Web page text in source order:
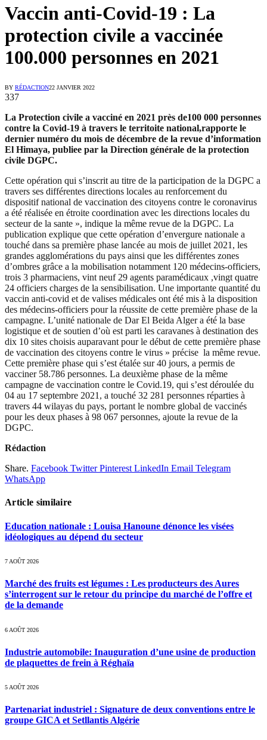
Vaccin anti-Covid-19 : La
protection civile a vaccinée
100.000 personnes en 2021
BY RÉDACTION22 JANVIER 2022
337
La Protection civile a vacciné en 2021 près de100 000 personnes
contre la Covid-19 à travers le territoite national,rapporte le
dernier numéro du mois de décembre de la revue d’information
El Himaya, publiee par la Direction générale de la protection
civile DGPC.
Cette opération qui s’inscrit au titre de la participation de la DGPC a
travers ses différentes directions locales au renforcement du
dispositif national de vaccination des citoyens contre le coronavirus
a été réalisée en étroite coordination avec les directions locales du
secteur de la sante », indique la même revue de la DGPC. La
publication explique que cette opération d’envergure nationale a
touché dans sa première phase lancée au mois de juillet 2021, les
grandes agglomérations du pays ainsi que les différentes zones
d’ombres grâce a la mobilisation notamment 120 médecins-officiers,
trois 3 pharmaciens, vint neuf 29 agents paramédicaux ,vingt quatre
24 officiers charges de la sensibilisation. Une importante quantité du
vaccin anti-covid et de valises médicales ont été mis à la disposition
des médecins-officiers pour la réussite de cette première phase de la
campagne. L’unité nationale de Dar El Beida Alger a été la base
logistique et de soutien d’où est parti les caravanes à destination des
dix 10 sites choisis auparavant pour le début de cette première phase
de vaccination des citoyens contre le virus » précise la même revue.
Cette première phase qui s’est étalée sur 40 jours, a permis de
vacciner 58.786 personnes. La deuxième phase de la même
campagne de vaccination contre le Covid.19, qui s’est déroulée du
04 au 17 septembre 2021, a touché 32 281 personnes réparties à
travers 44 wilayas du pays, portant le nombre global de vaccinés
pour les deux phases à 98 067 personnes, ajoute la revue de la
DGPC.
Rédaction
Share. Facebook Twitter Pinterest LinkedIn Email Telegram
WhatsApp
Article similaire
Education nationale : Louisa Hanoune dénonce les visées
idéologiques au dépend du secteur
7 AOÛT 2026
Marché des fruits est légumes : Les producteurs des Aures
s’interrogent sur le retour du principe du marché de l’offre et
de la demande
6 AOÛT 2026
Industrie automobile: Inauguration d’une usine de production
de plaquettes de frein à Réghaïa
5 AOÛT 2026
Partenariat industriel : Signature de deux conventions entre le
groupe GICA et Setllantis Algérie